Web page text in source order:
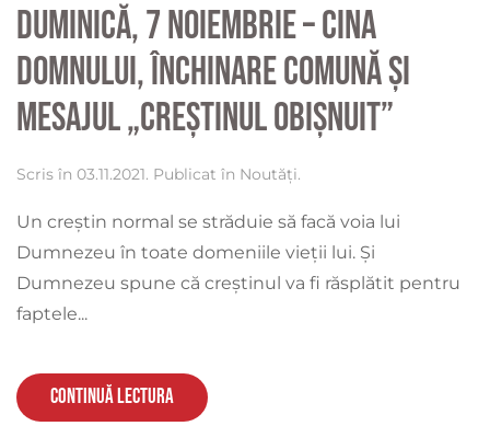
Duminică, 7 noiembrie – Cina
Domnului, închinare comună și
mesajul „Creștinul obișnuit”
Scris în 03.11.2021. Publicat în Noutăți.
Un creștin normal se străduie să facă voia lui
Dumnezeu în toate domeniile vieții lui. Și
Dumnezeu spune că creștinul va fi răsplătit pentru
faptele...
Continuă lectura